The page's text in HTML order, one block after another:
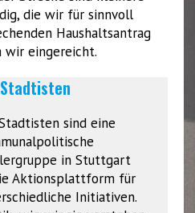
die wir für sinnvoll
Haushaltsantrag
wir eingereicht.
sind eine
in Stuttgart
Aktionsplattform für
Initiativen.